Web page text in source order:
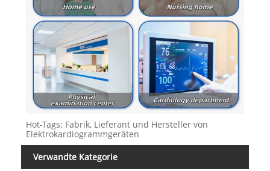
Hot-Tags: Fabrik, Lieferant und Hersteller von
Elektrokardiogrammgeräten
Verwandte Kategorie